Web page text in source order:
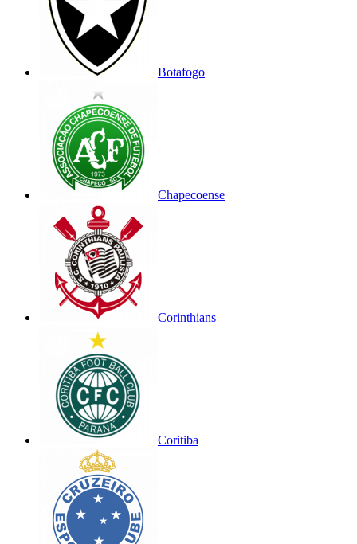
Botafogo
Chapecoense
Corinthians
Coritiba